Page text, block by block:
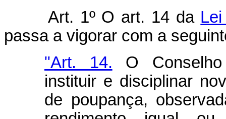
Art. 1º O art. 14 da
passa a vigorar com a
"Art. 14. O Conselho
instituir e disciplinar
de poupança,